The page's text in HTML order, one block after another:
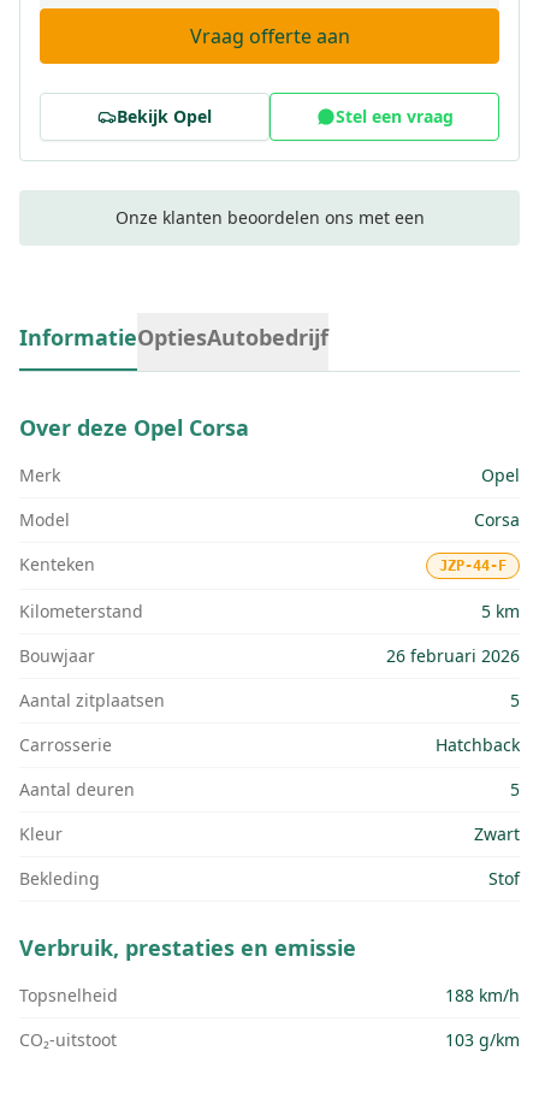
Vraag offerte aan
Bekijk Opel Stel een vraag
Onze klanten beoordelen ons met een
InformatieOptiesAutobedrijf
Over deze Opel Corsa
Merk
Opel
Model
Corsa
Kenteken
JZP-44-F
Kilometerstand
5 km
Bouwjaar
26 februari 2026
Aantal zitplaatsen
5
Carrosserie
Hatchback
Aantal deuren
5
Kleur
Zwart
Bekleding
Stof
Verbruik, prestaties en emissie
Topsnelheid
188 km/h
CO₂-uitstoot
103 g/km